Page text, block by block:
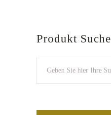
Produkt Suche
Suchen
nach: